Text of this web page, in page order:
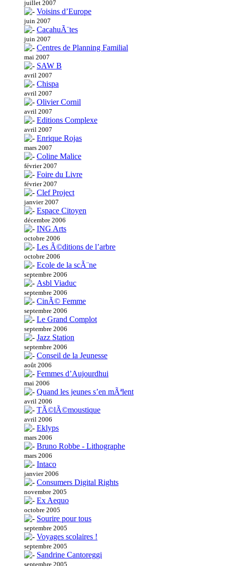
juillet 2007
Voisins d’Europe
juin 2007
CacahuÃ¨tes
juin 2007
Centres de Planning Familial
mai 2007
SAW B
avril 2007
Chispa
avril 2007
Olivier Cornil
avril 2007
Editions Complexe
avril 2007
Enrique Rojas
mars 2007
Coline Malice
février 2007
Foire du Livre
février 2007
Clef Project
janvier 2007
Espace Citoyen
décembre 2006
ING Arts
octobre 2006
Les Ã©ditions de l’arbre
octobre 2006
Ecole de la scÃ¨ne
septembre 2006
Asbl Viaduc
septembre 2006
CinÃ© Femme
septembre 2006
Le Grand Complot
septembre 2006
Jazz Station
septembre 2006
Conseil de la Jeunesse
août 2006
Femmes d’Aujourdhui
mai 2006
Quand les jeunes s’en mÃªlent
avril 2006
TÃ©lÃ©moustique
avril 2006
Eklyps
mars 2006
Bruno Robbe - Lithographe
mars 2006
Intaco
janvier 2006
Consumers Digital Rights
novembre 2005
Ex Aequo
octobre 2005
Sourire pour tous
septembre 2005
Voyages scolaires !
septembre 2005
Sandrine Cantoreggi
septembre 2005